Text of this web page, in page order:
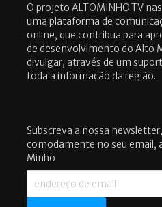
O projeto ALTOMINHO.TV
uma plataforma de
online, que contribua para
de desenvolvimento do Alto
divulgar, através de um
toda a informação da região.
Subscreva a nossa
comodamente no seu email,
Minho